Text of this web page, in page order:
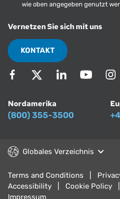
wie oben angegeben genutzt
Vernetzen Sie sich mit uns
KONTAKT
Nordamerika
(800) 355-3500
Globales Verzeichnis
Terms and Conditions
Accessibility
Cookie Policy
Impressum